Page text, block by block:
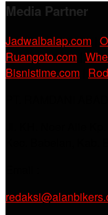
Media Partner
Jadwalbalap.com
Ruangoto.com
Bisnistime.com